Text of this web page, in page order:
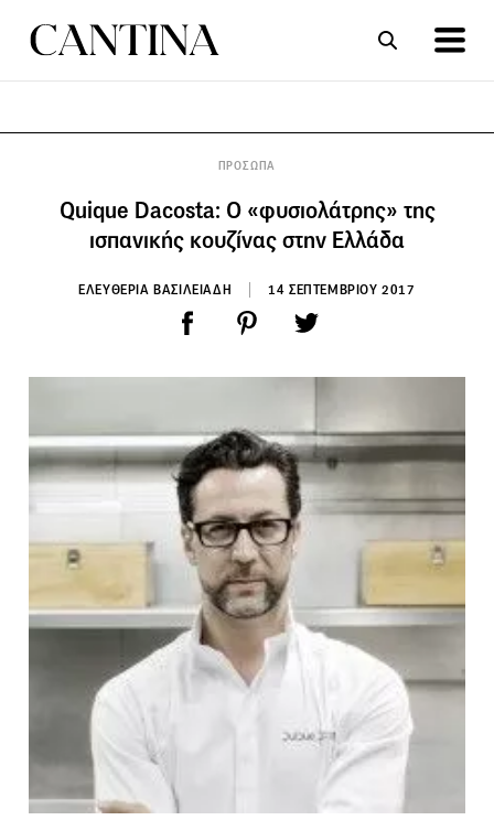
ΠΡΟΣΩΠΑ
Quique Dacosta: O «φυσιολάτρης» της
ισπανικής κουζίνας στην Ελλάδα
ΕΛΕΥΘΕΡΙΑ ΒΑΣΙΛΕΙΑΔΗ 14 ΣΕΠΤΕΜΒΡΙΟΥ 2017